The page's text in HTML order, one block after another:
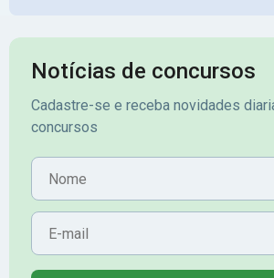
Notícias de concursos
Cadastre-se e receba novidades
concursos
Nome
E-mail